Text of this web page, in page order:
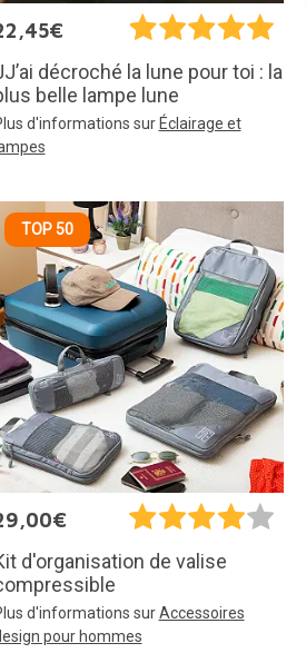
décroché la lune pour toi : la
belle lampe lune
d'informations sur Éclairage et
TOP 50
d'organisation de valise
d'informations surAccessoires
pour hommes